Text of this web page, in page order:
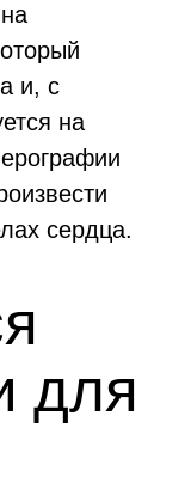
и, с
на
сердца.
для